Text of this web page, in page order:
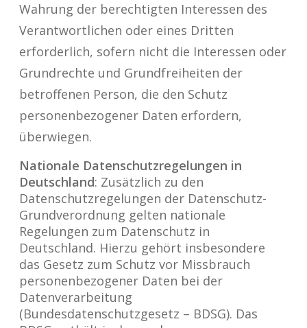
Wahrung der berechtigten Interessen des
Verantwortlichen oder eines Dritten
erforderlich, sofern nicht die Interessen oder
Grundrechte und Grundfreiheiten der
betroffenen Person, die den Schutz
personenbezogener Daten erfordern,
überwiegen.
Nationale Datenschutzregelungen in
Deutschland: Zusätzlich zu den
Datenschutzregelungen der Datenschutz-
Grundverordnung gelten nationale
Regelungen zum Datenschutz in
Deutschland. Hierzu gehört insbesondere
das Gesetz zum Schutz vor Missbrauch
personenbezogener Daten bei der
Datenverarbeitung
(Bundesdatenschutzgesetz – BDSG). Das